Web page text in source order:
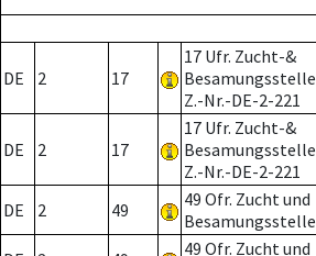
DE 2 17
17 Ufr. Zucht-&
Besamungsstelle
Z.-Nr.-DE-2-221
DE 2 17
17 Ufr. Zucht-&
Besamungsstelle
Z.-Nr.-DE-2-221
DE 2 49
49 Ofr. Zucht und
Besamungsstelle
49 Ofr. Zucht und